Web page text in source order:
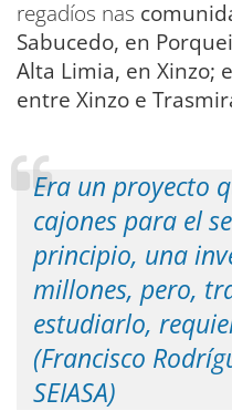
regadíos nas
Sabucedo, en
Alta Limia, en Xinzo;
entre Xinzo e
Era un proyecto
cajones para el
principio, una
millones, pero,
estudiarlo,
(Francisco
SEIASA)